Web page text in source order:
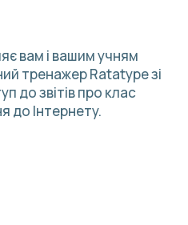
вам і вашим учням
тренажер Ratatype зі
до звітів про клас
до Інтернету.